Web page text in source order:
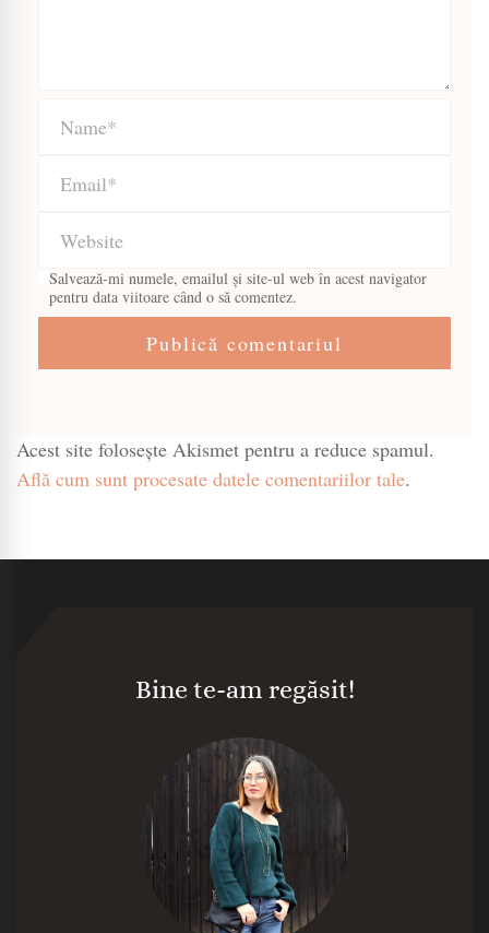
Salvează-mi numele, emailul și site-ul web în acest navigator
pentru data viitoare când o să comentez.
Acest site folosește Akismet pentru a reduce spamul.
Află cum sunt procesate datele comentariilor tale.
Bine te-am regăsit!